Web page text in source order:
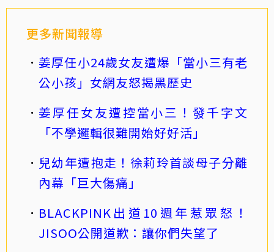
更多新聞報導
姜厚任小24歲女友遭爆「當小三有老
公小孩」女網友怒揭黑歷史
姜厚任女友遭控當小三！發千字文
「不學邏輯很難開始好好活」
兒幼年遭抱走！徐莉玲首談母子分離
內幕「巨大傷痛」
BLACKPINK出道10週年惹眾怒！
JISOO公開道歉：讓你們失望了